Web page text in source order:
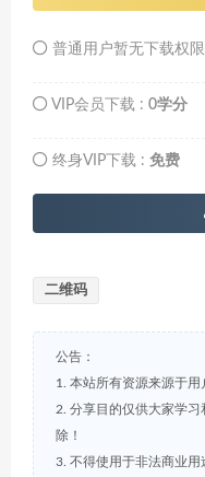
普通用户暂无下载权限
VIP会员下载 : 0学分
终身VIP下载 : 免费
二维码
公告：
1. 本站所有资源来源于用
2. 分享目的仅供大家学
除！
3. 不得使用于非法商业